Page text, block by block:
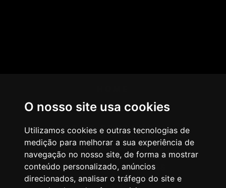
O nosso site usa cookies
Utilizamos cookies e outras tecnologias de
medição para melhorar a sua experiência de
navegação no nosso site, de forma a mostrar
conteúdo personalizado, anúncios
direcionados, analisar o tráfego do site e
AGÊNCIA
COMO PENSAMOS
NOSSOS SERVIÇOS
CASES & CLIENTES